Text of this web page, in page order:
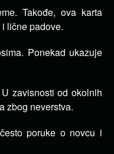
Takođe, ova karta
lične padove.
Ponekad ukazuje
zavisnosti od okolnih
zbog neverstva.
poruke o novcu i